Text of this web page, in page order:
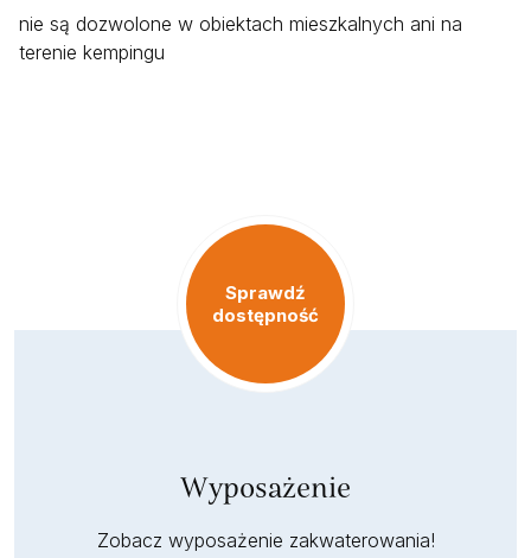
nie są dozwolone w obiektach mieszkalnych ani na
terenie kempingu
Sprawdź
dostępność
Wyposażenie
Zobacz wyposażenie zakwaterowania!